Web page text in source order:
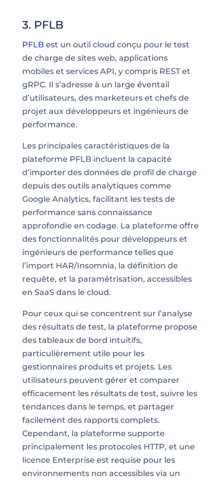
3. PFLB
PFLBest un outil cloud conçu pour le test
de charge de sites web, applications
mobiles et services API, y compris REST et
gRPC. Il s’adresse à un large éventail
d’utilisateurs, des marketeurs et chefs de
projet aux développeurs et ingénieurs de
performance.
Les principales caractéristiques de la
plateforme PFLB incluent la capacité
d’importer des données de profil de charge
depuis des outils analytiques comme
Google Analytics, facilitant les tests de
performance sans connaissance
approfondie en codage. La plateforme offre
des fonctionnalités pour développeurs et
ingénieurs de performance telles que
l’import HAR/Insomnia, la définition de
requête, et la paramétrisation, accessibles
en SaaS dans le cloud.
Pour ceux qui se concentrent sur l’analyse
des résultats de test, la plateforme propose
des tableaux de bord intuitifs,
particulièrement utile pour les
gestionnaires produits et projets. Les
utilisateurs peuvent gérer et comparer
efficacement les résultats de test, suivre les
tendances dans le temps, et partager
facilement des rapports complets.
Cependant, la plateforme supporte
principalement les protocoles HTTP, et une
licence Enterprise est requise pour les
environnements non accessibles via un